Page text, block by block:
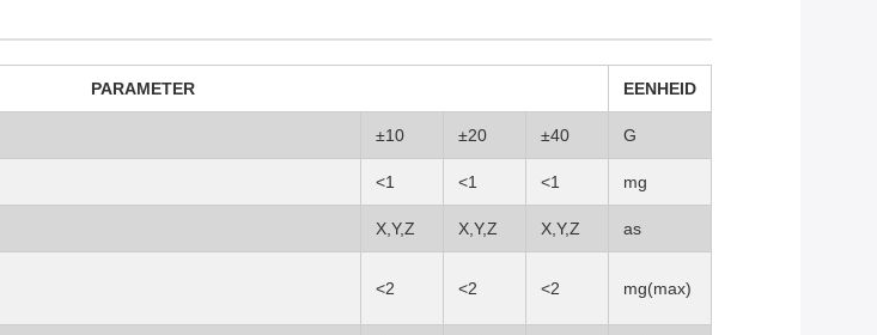
PARAMETER EENHEID
±10 ±20 ±40 G
<1 <1 <1 mg
X,Y,Z X,Y,Z X,Y,Z as
<2 <2 <2 mg(max)